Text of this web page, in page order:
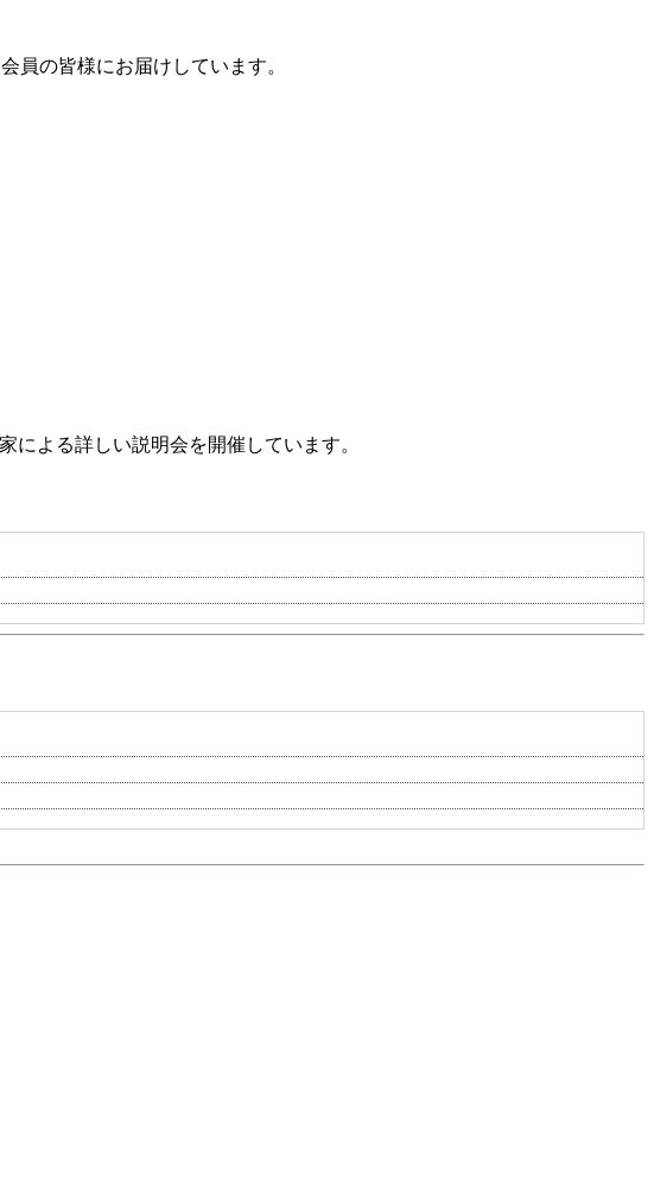
員の皆様にお届けしています。
よる詳しい説明会を開催しています。